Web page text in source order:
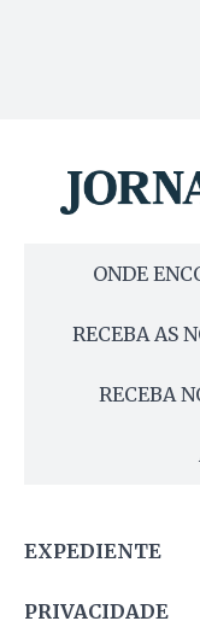
ONDE
RECEBA AS
RECEBA
EXPEDIENTE
PRIVACIDADE